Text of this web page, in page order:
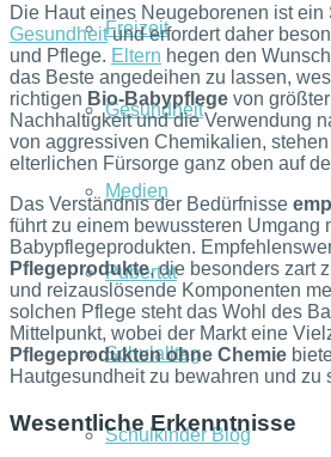
Freizeit
Gesundheit
Medien
Pubertät
Schulalltag
Schulkinder Blog
Die Haut eines Neugeborenen ist
Gesundheitund erfordert daher
und Pflege. Eltern hegen den
das Beste angedeihen zu lassen,
richtigen Bio-Babypflege von
Nachhaltigkeit und die Verwendung
von aggressiven Chemikalien,
elterlichen Fürsorge ganz oben auf
Das Verständnis der Bedürfnisse
führt zu einem bewussteren Umgang
Babypflegeprodukten.
Pflegeprodukte, die besonders zart
und reizauslösende Komponenten
solchen Pflege steht das Wohl des
Mittelpunkt, wobei der Markt eine
Pflegeprodukten ohne Chemie
Hautgesundheit zu bewahren und zu
Wesentliche Erkenntnisse